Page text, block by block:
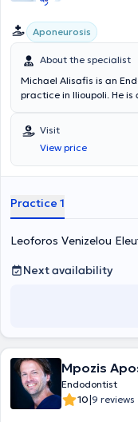
Aponeurosis
About the specialist
Michael Alisafis is an
practice in Ilioupoli. He
training program in
derived from his private
Amsterdam. In his
provided using a
the Association of Greek
abroad.
Visit
View price
Practice 1
Leoforos Venizelou
Next availability
Mpozis
Endodontist
10|9 reviews